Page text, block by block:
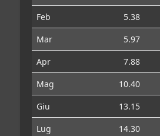
Feb
5.38
Mar
5.97
Apr
7.88
Mag
10.40
Giu
13.15
Lug
14.30